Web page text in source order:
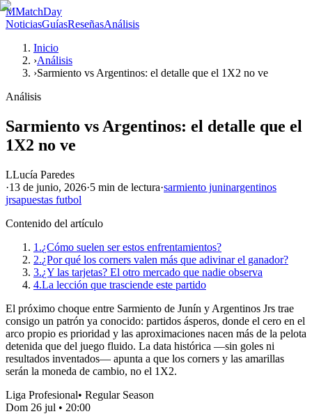
MMatchDay
NoticiasGuíasReseñasAnálisis
Inicio
›Análisis
›Sarmiento vs Argentinos: el detalle que el 1X2 no ve
Análisis
Sarmiento vs Argentinos: el detalle que el
1X2 no ve
LLucía Paredes
·13 de junio, 2026·5 min de lectura·sarmiento juninargentinos
jrsapuestas futbol
Contenido del artículo
1.¿Cómo suelen ser estos enfrentamientos?
2.¿Por qué los corners valen más que adivinar el ganador?
3.¿Y las tarjetas? El otro mercado que nadie observa
4.La lección que trasciende este partido
El próximo choque entre Sarmiento de Junín y Argentinos Jrs trae
consigo un patrón ya conocido: partidos ásperos, donde el cero en el
arco propio es prioridad y las aproximaciones nacen más de la pelota
detenida que del juego fluido. La data histórica —sin goles ni
resultados inventados— apunta a que los corners y las amarillas
serán la moneda de cambio, no el 1X2.
Liga Profesional• Regular Season
Dom 26 jul • 20:00